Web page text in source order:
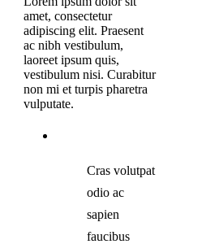
amet, consectetur
adipiscing elit. Praesent
ac nibh vestibulum,
laoreet ipsum quis,
vestibulum nisi. Curabitur
non mi et turpis pharetra
vulputate.
Cras volutpat
odio ac
sapien
faucibus